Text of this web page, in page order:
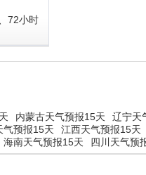
72小时
内蒙古天气预报15天
辽宁天
气预报15天
江西天气预报15天
海南天气预报15天 四川天气预